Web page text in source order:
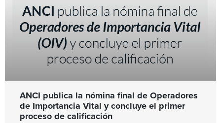
ANCI publica la nómina final de Operadores
de Importancia Vital y concluye el primer
proceso de calificación